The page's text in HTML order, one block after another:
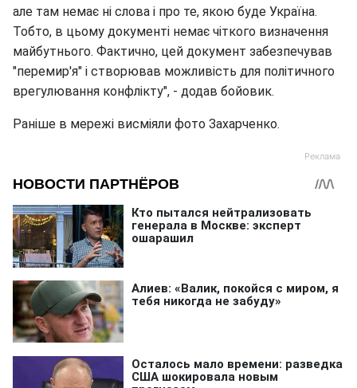
але там немає ні слова і про те, якою буде Україна.
Тобто, в цьому документі немає чіткого визначення
майбутнього. Фактично, цей документ забезпечував
"перемир'я" і створював можливість для політичного
врегулювання конфлікту", - додав бойовик.
Раніше в мережі висміяли фото Захарченко.